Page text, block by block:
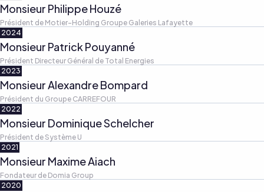
Monsieur Philippe Houzé
Président de Motier-Holding Groupe Galeries Lafayette
2024
Monsieur Patrick Pouyanné
Président Directeur Général de Total Energies
2023
Monsieur Alexandre Bompard
Président du Groupe CARREFOUR
2022
Monsieur Dominique Schelcher
Président de Système U
2021
Monsieur Maxime Aiach
Fondateur de Domia Group
2020